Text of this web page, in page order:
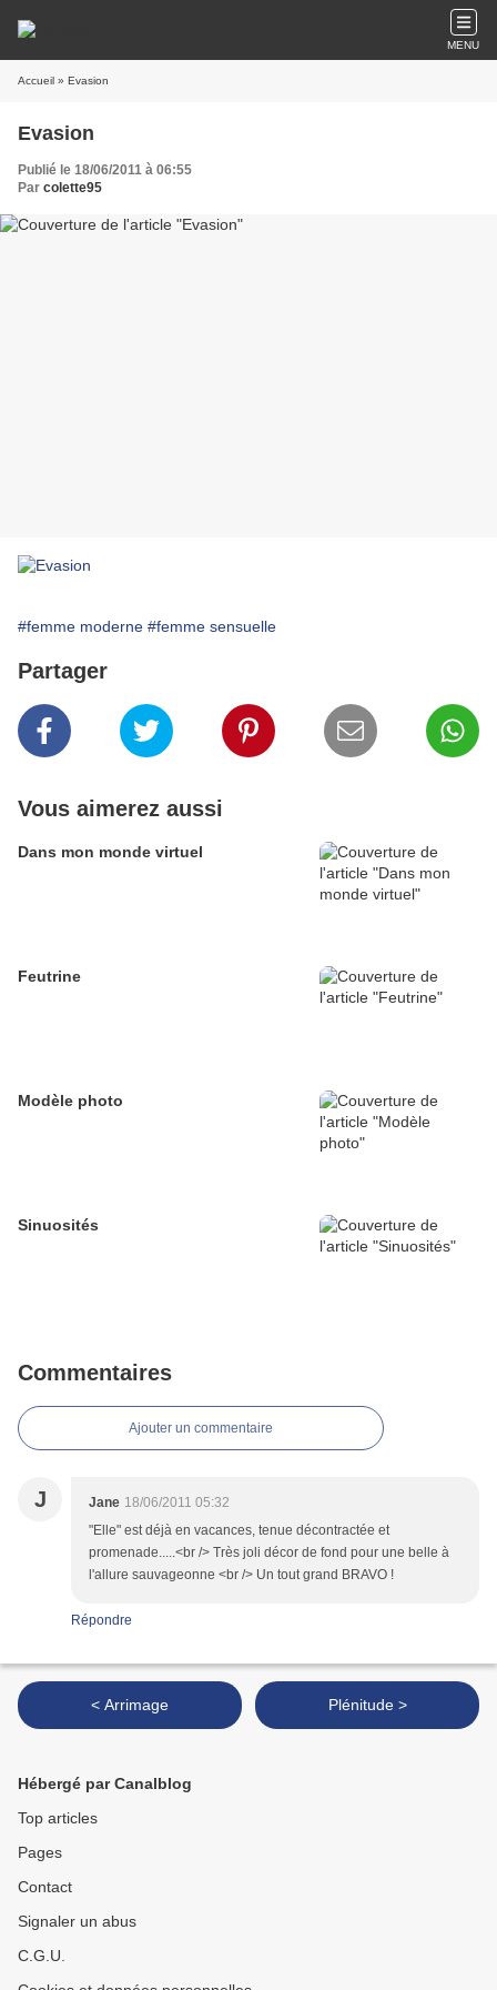
MENU
Accueil » Evasion
Evasion
Publié le 18/06/2011 à 06:55
Par colette95
#femme moderne #femme sensuelle
Partager
Vous aimerez aussi
Dans mon monde virtuel
Feutrine
Modèle photo
Sinuosités
Commentaires
Ajouter un commentaire
J Jane 18/06/2011 05:32
"Elle" est déjà en vacances, tenue décontractée et
promenade.....<br /> Très joli décor de fond pour une belle à
l'allure sauvageonne <br /> Un tout grand BRAVO !
Répondre
< Arrimage Plénitude >
Hébergé par Canalblog
Top articles
Pages
Contact
Signaler un abus
C.G.U.